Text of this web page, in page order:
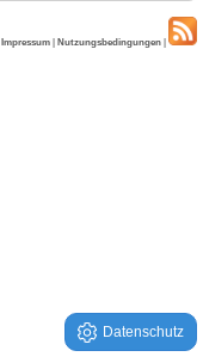
Impressum | Nutzungsbedingungen |
Datenschutz